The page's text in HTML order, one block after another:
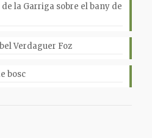
la Garriga sobre el bany de
Verdaguer Foz
bosc